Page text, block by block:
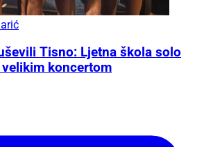
Tisno: Ljetna škola solo
koncertom